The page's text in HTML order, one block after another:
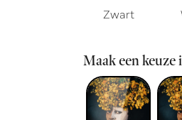
Zwart
Maak een